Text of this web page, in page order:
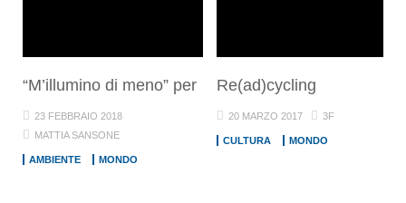
“M’illumino di meno” per
23 FEBBRAIO 2018
MATTIA SANSONE
AMBIENTE MONDO
Re(ad)cycling
20 MARZO 2017 3F
CULTURA MONDO